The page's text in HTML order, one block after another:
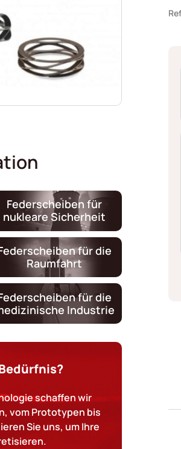
Federscheiben für
nukleare Sicherheit
für die
Raumfahrt
für die
Industrie
schaffen wir
vom Prototypen bis
Sie uns, um Ihre